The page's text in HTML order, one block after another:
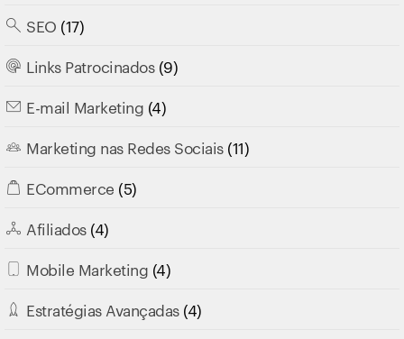
SEO (17)
Links Patrocinados(9)
E-mail Marketing (4)
Marketing nas Redes Sociais(11)
ECommerce (5)
Afiliados(4)
Mobile Marketing (4)
Estratégias Avançadas(4)